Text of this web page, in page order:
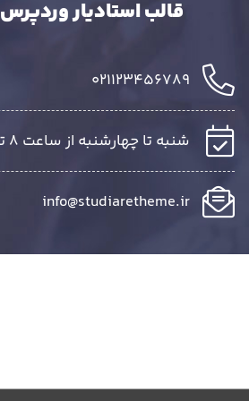
قالب استادیار وردپرس
021123456789
شنبه تا چهارشنبه از ساعت 8 تا 17
info@studiaretheme.ir